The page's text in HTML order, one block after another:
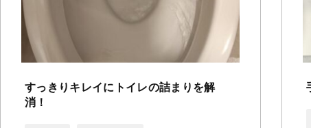
すっきりキレイにトイレの詰まりを解
消！